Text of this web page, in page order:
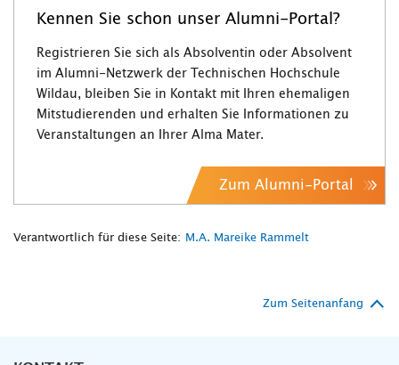
Kennen Sie schon unser Alumni-Portal?
Registrieren Sie sich als Absolventin oder Absolvent
im Alumni-Netzwerk der Technischen Hochschule
Wildau, bleiben Sie in Kontakt mit Ihren ehemaligen
Mitstudierenden und erhalten Sie Informationen zu
Veranstaltungen an Ihrer Alma Mater.
Zum Alumni-Portal
Verantwortlich für diese Seite: M.A. Mareike Rammelt
Zum Seitenanfang